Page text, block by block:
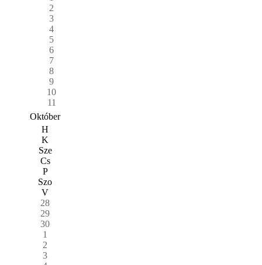
2
3
4
5
6
7
8
9
10
11
Október
H
K
Sze
Cs
P
Szo
V
28
29
30
1
2
3